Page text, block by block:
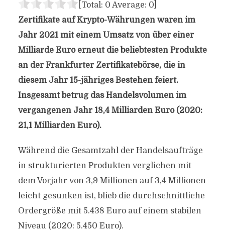
[Total: 0 Average: 0]
Zertifikate auf Krypto-Währungen waren im
Jahr 2021 mit einem Umsatz von über einer
Milliarde Euro erneut die beliebtesten Produkte
an der Frankfurter Zertifikatebörse, die in
diesem Jahr 15-jähriges Bestehen feiert.
Insgesamt betrug das Handelsvolumen im
vergangenen Jahr 18,4 Milliarden Euro (2020:
21,1 Milliarden Euro).
Während die Gesamtzahl der Handelsaufträge
in strukturierten Produkten verglichen mit
dem Vorjahr von 3,9 Millionen auf 3,4 Millionen
leicht gesunken ist, blieb die durchschnittliche
Ordergröße mit 5.438 Euro auf einem stabilen
Niveau (2020: 5.450 Euro).